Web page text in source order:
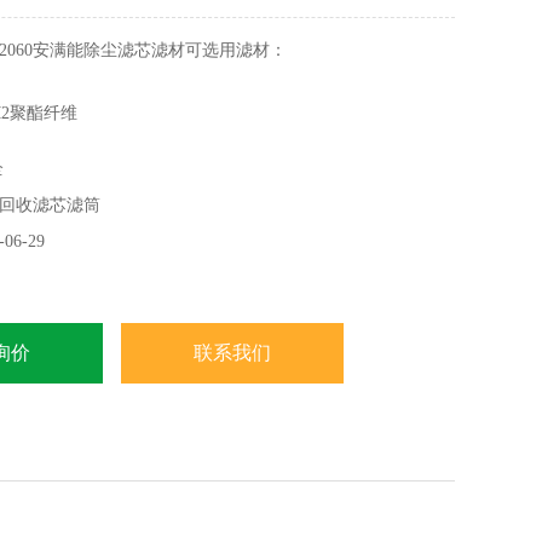
安满能除尘滤芯滤材可选用滤材：
酯纤维
酯纤维
纤维
收滤芯滤筒
29
价 联系我们